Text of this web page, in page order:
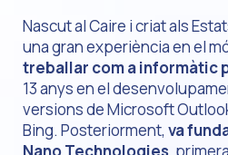
Nascut al Caire i criat als
una gran experiència en el
treballar com a informàtic
13 anys en el
versions de Microsoft
Bing. Posteriorment, va